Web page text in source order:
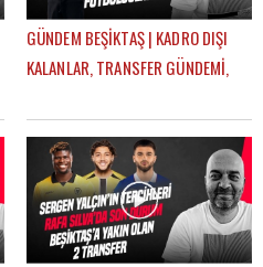
GÜNDEM BEŞİKTAŞ | KADRO DIŞI
KALANLAR, TRANSFER GÜNDEMİ,
SEVİNÇ